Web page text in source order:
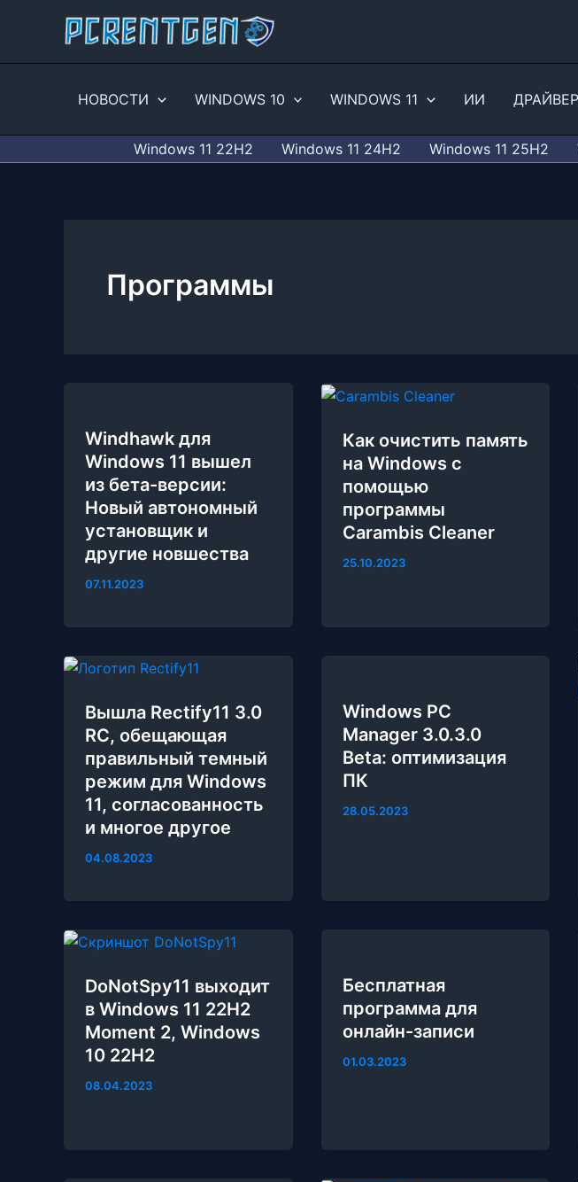
НОВОСТИ WINDOWS 10 WINDOWS 11 ИИ
Windows 11 22H2 Windows 11 24H2 Windows 11 25H2
Программы
Windhawk для
Windows 11 вышел
из бета-версии:
Новый автономный
установщик и
другие новшества
07.11.2023
Как очистить память
на Windows с
помощью
программы
Carambis Cleaner
25.10.2023
Вышла Rectify11 3.0
RC, обещающая
правильный темный
режим для Windows
11, согласованность
и многое другое
04.08.2023
Windows PC
Manager 3.0.3.0
Beta: оптимизация
ПК
28.05.2023
DoNotSpy11 выходит
в Windows 11 22H2
Moment 2, Windows
10 22H2
08.04.2023
Бесплатная
программа для
онлайн-записи
01.03.2023